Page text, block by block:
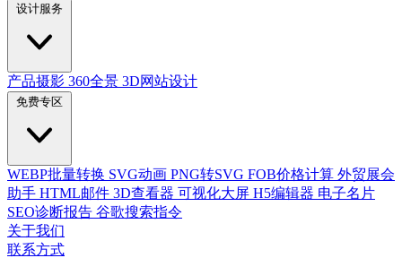
设计服务
产品摄影 360全景 3D网站设计
免费专区
WEBP批量转换 SVG动画 PNG转SVG FOB价格计算 外贸展会
助手 HTML邮件 3D查看器 可视化大屏 H5编辑器 电子名片
SEO诊断报告 谷歌搜索指令
关于我们
联系方式